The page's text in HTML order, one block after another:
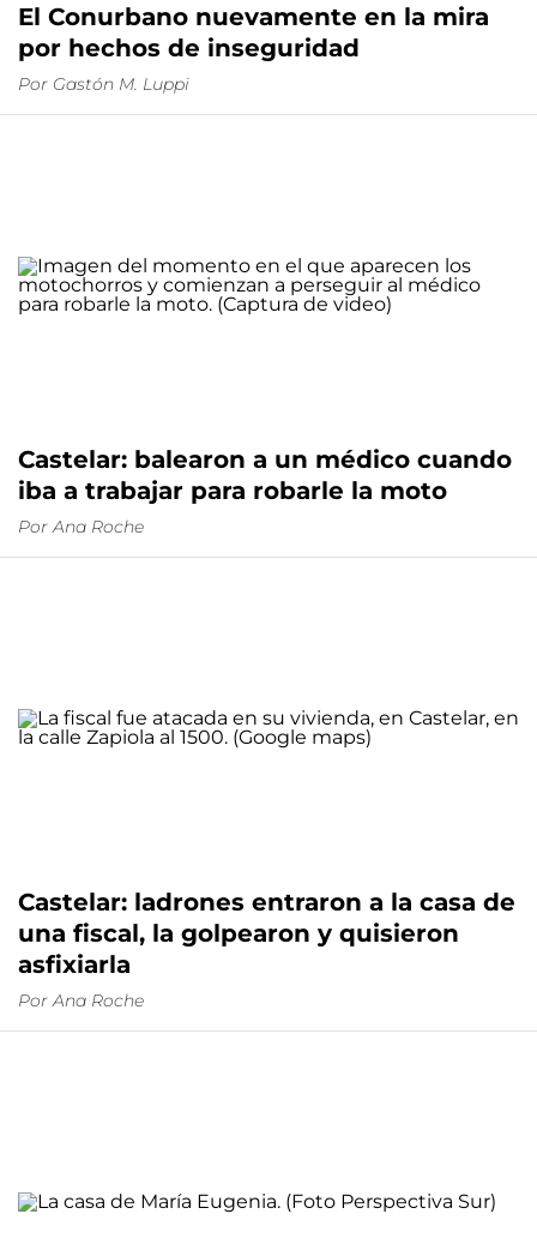
El Conurbano nuevamente en la mira
por hechos de inseguridad
Por Gastón M. Luppi
Castelar: balearon a un médico cuando
iba a trabajar para robarle la moto
Por Ana Roche
Castelar: ladrones entraron a la casa de
una fiscal, la golpearon y quisieron
asfixiarla
Por Ana Roche